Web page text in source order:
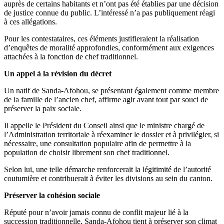
auprès de certains habitants et n’ont pas été établies par une décision
de justice connue du public. L’intéressé n’a pas publiquement réagi
à ces allégations.
Pour les contestataires, ces éléments justifieraient la réalisation
d’enquêtes de moralité approfondies, conformément aux exigences
attachées à la fonction de chef traditionnel.
Un appel à la révision du décret
Un natif de Sanda-Afohou, se présentant également comme membre
de la famille de l’ancien chef, affirme agir avant tout par souci de
préserver la paix sociale.
Il appelle le Président du Conseil ainsi que le ministre chargé de
l’Administration territoriale à réexaminer le dossier et à privilégier, si
nécessaire, une consultation populaire afin de permettre à la
population de choisir librement son chef traditionnel.
Selon lui, une telle démarche renforcerait la légitimité de l’autorité
coutumière et contribuerait à éviter les divisions au sein du canton.
Préserver la cohésion sociale
Réputé pour n’avoir jamais connu de conflit majeur lié à la
succession traditionnelle, Sanda-Afohou tient à préserver son climat